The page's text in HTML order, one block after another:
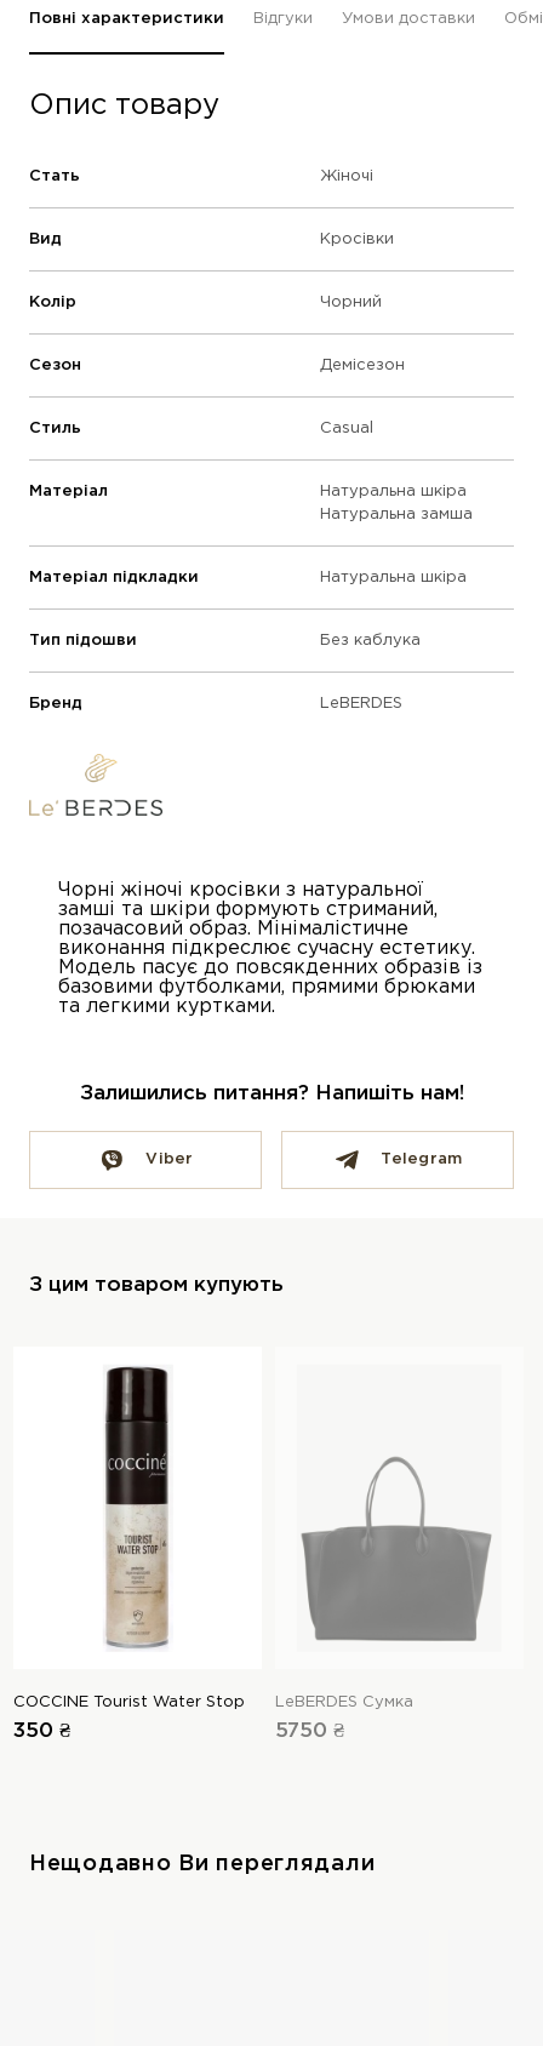
Повні характеристики Відгуки Умови доставки
Опис товару
Стать Жіночі
Вид Кросівки
Колір Чорний
Сезон Демісезон
Стиль Casual
Матеріал
Натуральна шкіра
Натуральна замша
Матеріал підкладки Натуральна шкіра
Тип підошви Без каблука
Бренд LeBERDES
Чорні жіночі кросівки з натуральної
замші та шкіри формують стриманий,
позачасовий образ. Мінімалістичне
виконання підкреслює сучасну естетику.
Модель пасує до повсякденних образів із
базовими футболками, прямими брюками
та легкими куртками.
Залишились питання? Напишіть нам!
Viber Telegram
З цим товаром купують
COCCINE Tourist Water Stop
350 ₴
LeBERDES Сумка
5750 ₴
Нещодавно Ви переглядали